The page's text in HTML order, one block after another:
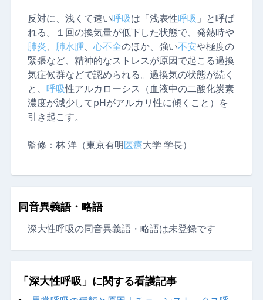
反対に、浅くて速い呼吸は「浅表性呼吸 」と呼ば
れる。１回の換気量が低下した状態で、発熱時や
肺炎、 肺水腫、 心不全のほか、強い不安や極度の
緊張など、精神的なストレスが原因で起こる過換
気症候群などで認められる。過換気の状態が続く
と、 呼吸性アルカローシス（血液中の二酸化炭素
濃度が減少してpHがアルカリ性に傾くこと）を
引き起こす。
監修： 林 洋（東京有明医療大学 学長）
同音異義語・略語
深大性呼吸の同音異義語・略語は未登録です
「深大性呼吸」に関する看護記事